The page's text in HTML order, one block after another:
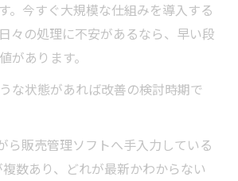
。今すぐ大規模な仕組みを導入する
々の処理に不安があるなら、早い段
があります。
な状態があれば改善の検討時期で
ら販売管理ソフトへ手入力している
複数あり、どれが最新かわからない